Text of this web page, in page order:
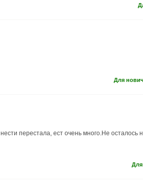
Для
перестала, ест очень много.Не осталось